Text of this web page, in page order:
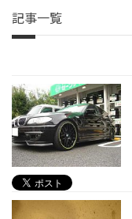
記事一覧